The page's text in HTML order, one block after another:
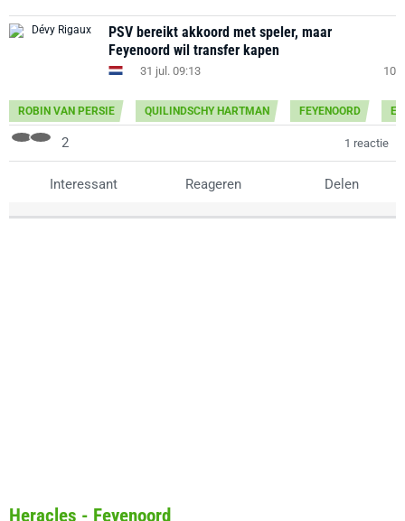
PSV bereikt akkoord met speler, maar
Feyenoord wil transfer kapen
31 jul. 09:13 10
ROBIN VAN PERSIE QUILINDSCHY HARTMAN FEYENOORD
2 1 reactie
Interessant Reageren Delen
Heracles - Feyenoord